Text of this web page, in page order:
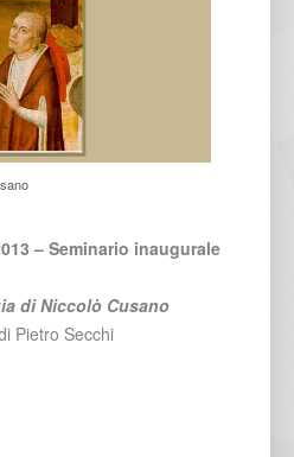
– Seminario inaugurale
di Niccolò Cusano
Pietro Secchi